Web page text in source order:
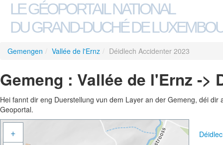
LE GÉOPORTAIL NATIONAL
DU GRAND-DUCHÉ DE
Gemengen / Vallée de l'Ernz / Déidlech Accidenter 2023
Gemeng : Vallée de l'Ernz ->
Hei fannt dir eng Duerstellung vun dem Layer an der Gemeng, déi
Geoportal.
+